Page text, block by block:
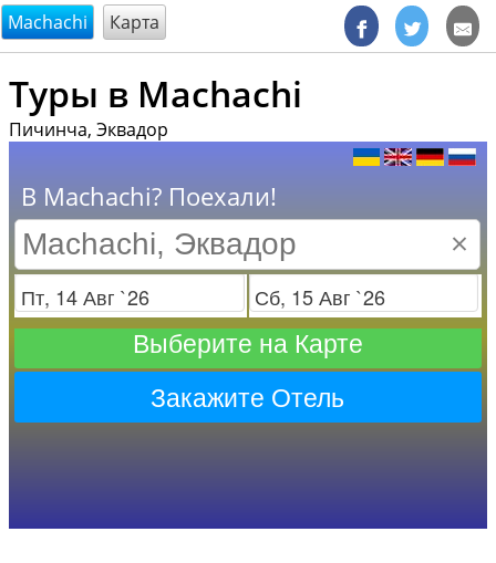
@endsectiom
Machachi Карта
Туры в Machachi
Пичинча, Эквадор
В Machachi? Поехали!
×
Заезд Отъезд
Выберите на Карте
Закажите Отель